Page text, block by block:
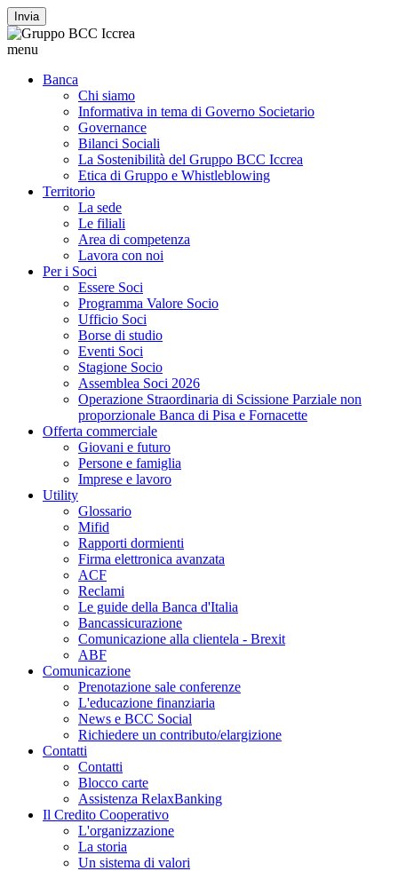
Invia
menu
Banca
Chi siamo
Informativa in tema di Governo Societario
Governance
Bilanci Sociali
La Sostenibilità del Gruppo BCC Iccrea
Etica di Gruppo e Whistleblowing
Territorio
La sede
Le filiali
Area di competenza
Lavora con noi
Per i Soci
Essere Soci
Programma Valore Socio
Ufficio Soci
Borse di studio
Eventi Soci
Stagione Socio
Assemblea Soci 2026
Operazione Straordinaria di Scissione Parziale non
proporzionale Banca di Pisa e Fornacette
Offerta commerciale
Giovani e futuro
Persone e famiglia
Imprese e lavoro
Utility
Glossario
Mifid
Rapporti dormienti
Firma elettronica avanzata
ACF
Reclami
Le guide della Banca d'Italia
Bancassicurazione
Comunicazione alla clientela - Brexit
ABF
Comunicazione
Prenotazione sale conferenze
L'educazione finanziaria
News e BCC Social
Richiedere un contributo/elargizione
Contatti
Contatti
Blocco carte
Assistenza RelaxBanking
Il Credito Cooperativo
L'organizzazione
La storia
Un sistema di valori